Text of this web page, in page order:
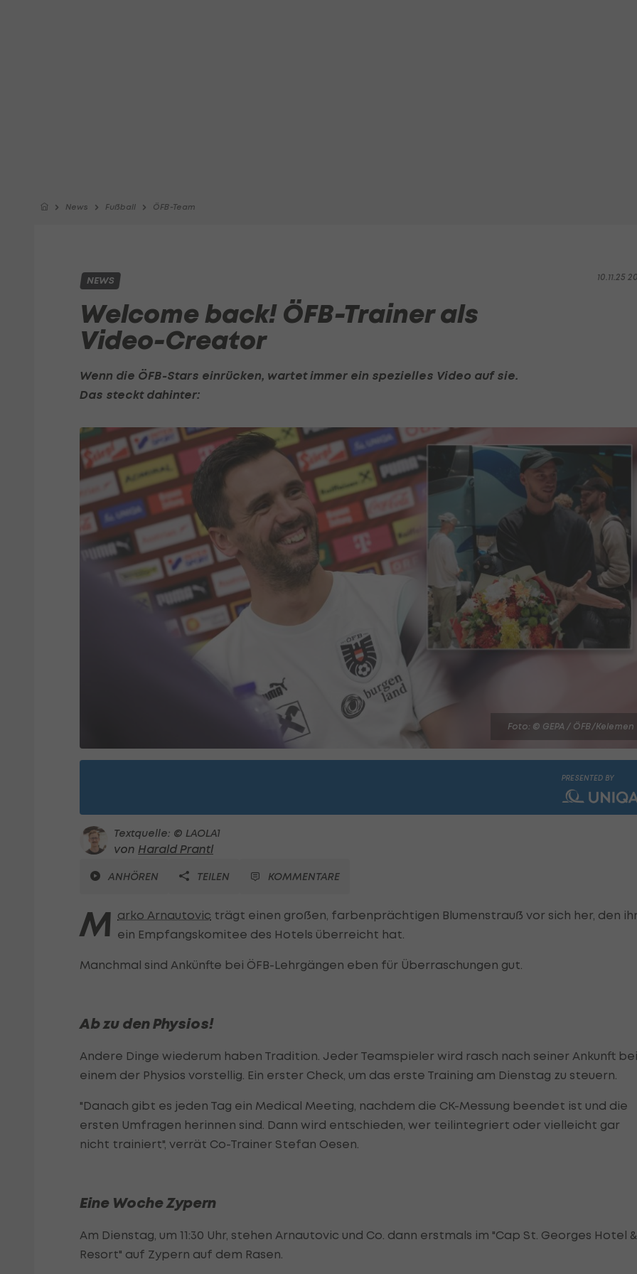
News Fußball ÖFB-Team
10.11.25
NEWS
Welcome back! ÖFB-Trainer als
Video-Creator
Wenn die ÖFB-Stars einrücken, wartet immer ein spezielles Video auf sie.
Das steckt dahinter:
Foto: © GEPA / ÖFB/Kelemen
PRESENTED BY
Textquelle: © LAOLA1
von Harald Prantl
ANHÖREN TEILEN KOMMENTARE
M arko Arnautovic trägt einen großen, farbenprächtigen Blumenstrauß vor sich her, den
ein Empfangskomitee des Hotels überreicht hat.
Manchmal sind Ankünfte bei ÖFB-Lehrgängen eben für Überraschungen gut.
Ab zu den Physios!
Andere Dinge wiederum haben Tradition. Jeder Teamspieler wird rasch nach seiner Ankunft bei
einem der Physios vorstellig. Ein erster Check, um das erste Training am Dienstag zu steuern.
"Danach gibt es jeden Tag ein Medical Meeting, nachdem die CK-Messung beendet ist und die
ersten Umfragen herinnen sind. Dann wird entschieden, wer teilintegriert oder vielleicht gar
nicht trainiert", verrät Co-Trainer Stefan Oesen.
Eine Woche Zypern
Am Dienstag, um 11:30 Uhr, stehen Arnautovic und Co. dann erstmals im "Cap St. Georges Hotel &
Resort" auf Zypern auf dem Rasen.